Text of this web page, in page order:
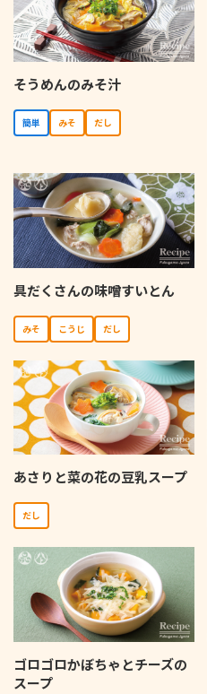
そうめんのみそ汁
簡単 みそ だし
具だくさんの味噌すいとん
みそ こうじ だし
あさりと菜の花の豆乳スープ
だし
ゴロゴロかぼちゃとチーズの
スープ